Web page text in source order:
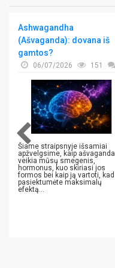
Ashwagandha
(Ašvaganda): dovana iš
gamtos?
06/07/2026 151
Šiame straipsnyje išsamiai
apžvelgsime, kaip ašvaganda
veikia mūsų smegenis,
hormonus, kuo skiriasi jos
formos bei kaip ją vartoti, kad
pasiektumėte maksimalų
efektą...